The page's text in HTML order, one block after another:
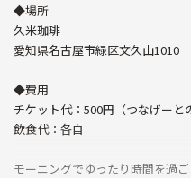
◆場所
久米珈琲
愛知県名古屋市緑区文久山1010
◆費用
チケット代：500円（つなげーと
飲食代：各自
モーニングでゆったり時間を過